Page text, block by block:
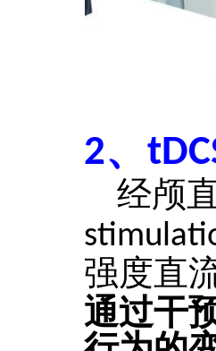
2、
经颅
强度直
通过干